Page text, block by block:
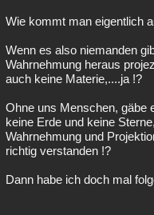
Wie kommt man eigentlich
Wenn es also niemanden
Wahrnehmung heraus
auch keine Materie,....ja !?
Ohne uns Menschen, gäbe
keine Erde und keine
Wahrnehmung und
richtig verstanden !?
Dann habe ich doch mal